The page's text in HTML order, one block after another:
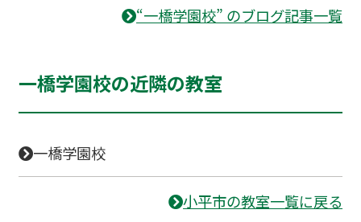
“一橋学園校” のブログ記事一覧
一橋学園校の近隣の教室
一橋学園校
小平市の教室一覧に戻る